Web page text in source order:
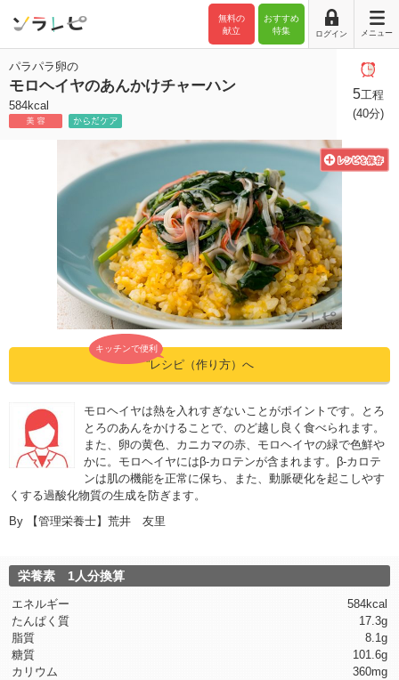
おすすめ
特集
無料の
献立
ログイン メニュー
パラパラ卵の
モロヘイヤのあんかけチャーハン
584kcal
5工程
(40分)
キッチンで便利
”レシピ（作り方）へ
モロヘイヤは熱を入れすぎないことがポイントです。とろ
とろのあんをかけることで、のど越し良く食べられます。
また、卵の黄色、カニカマの赤、モロヘイヤの緑で色鮮や
かに。モロヘイヤにはβ-カロテンが含まれます。β-カロテ
ンは肌の機能を正常に保ち、また、動脈硬化を起こしやす
くする過酸化物質の生成を防ぎます。
By
【管理栄養士】荒井 友里
栄養素 1人分換算
エネルギー
584kcal
たんぱく質
17.3g
脂質
8.1g
糖質
101.6g
カリウム
360mg